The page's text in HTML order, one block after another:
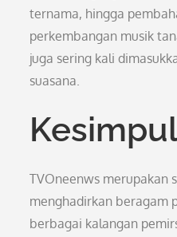
ternama, hingga
perkembangan musik
juga sering kali
suasana.
TVOneenws merupakan
menghadirkan beragam
berbagai kalangan